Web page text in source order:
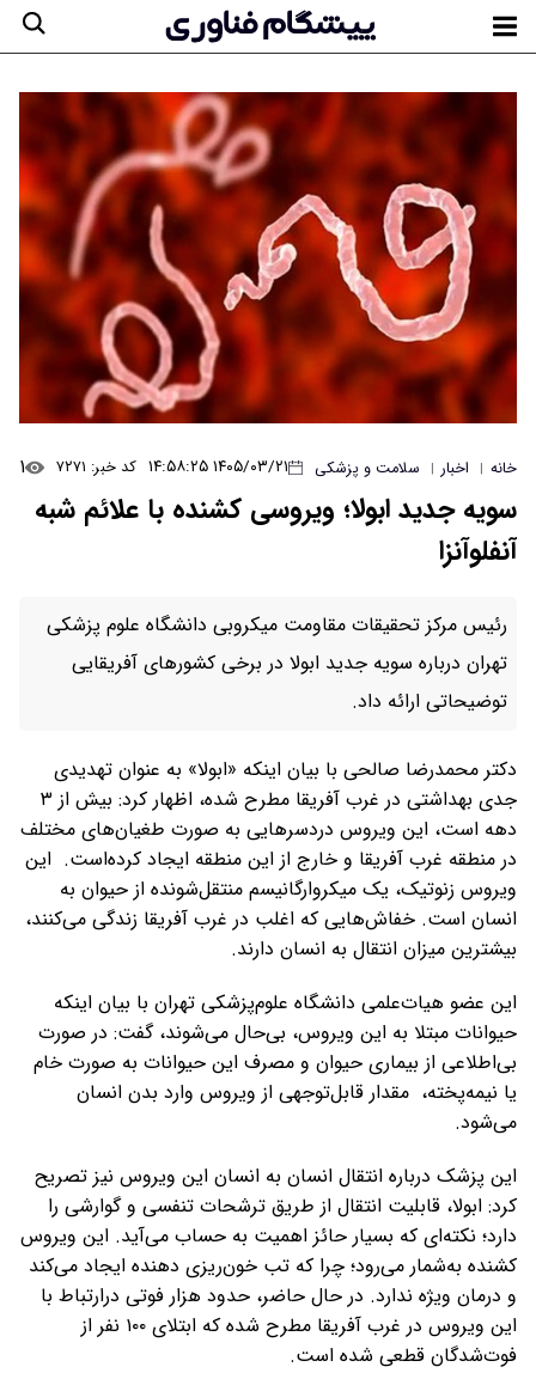
خانه | اخبار | سلامت و پزشکی ۱۴۰۵/۰۳/۲۱ ۱۴:۵۸:۲۵ کد خبر: ۷۲۷۱ ۱
سویه جدید ابولا؛ ویروسی کشنده با علائم شبه
آنفلوآنزا
رئیس مرکز تحقیقات مقاومت میکروبی دانشگاه علوم پزشکی
تهران درباره سویه جدید ابولا در برخی کشورهای آفریقایی
توضیحاتی ارائه داد.
دکتر محمدرضا صالحی با بیان اینکه «ابولا» به عنوان تهدیدی
جدی بهداشتی در غرب آفریقا مطرح شده، اظهار کرد: بیش از ۳
دهه است، این ویروس دردسرهایی به صورت طغیان‌های مختلف
در منطقه غرب آفریقا و خارج از این منطقه ایجاد کرده‌است. این
ویروس زنوتیک، یک میکروارگانیسم منتقل‌شونده از حیوان به
انسان است. خفاش‌هایی که اغلب در غرب آفریقا زندگی می‌کنند،
بیشترین میزان انتقال به انسان دارند.
این عضو هیات‌علمی دانشگاه علوم‌پزشکی تهران با بیان اینکه
حیوانات مبتلا به این ویروس، بی‌حال می‌شوند، گفت: در صورت
بی‌اطلاعی از بیماری حیوان و مصرف این حیوانات به صورت خام
یا نیمه‌پخته، مقدار قابل‌توجهی از ویروس وارد بدن انسان
می‌شود.
این پزشک درباره انتقال انسان به انسان این ویروس نیز تصریح‌
کرد: ابولا، قابلیت انتقال از طریق ترشحات تنفسی و گوارشی را
دارد؛ نکته‌ای که بسیار حائز اهمیت به حساب می‌آید. این ویروس
کشنده به‌شمار می‌رود؛ چرا که تب خون‌ریزی دهنده ایجاد می‌کند
و درمان ویژه ندارد. در حال حاضر، حدود هزار فوتی درارتباط با
این ویروس در غرب آفریقا مطرح شده که ابتلای ۱۰۰ نفر از
فوت‌شدگان قطعی شده است.